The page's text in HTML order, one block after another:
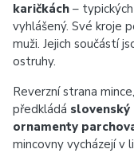
karičkách –
vyhlášený. Své kroje
muži. Jejich součástí
ostruhy.
Reverzní strana
předkládá
ornamenty
mincovny vycházejí v